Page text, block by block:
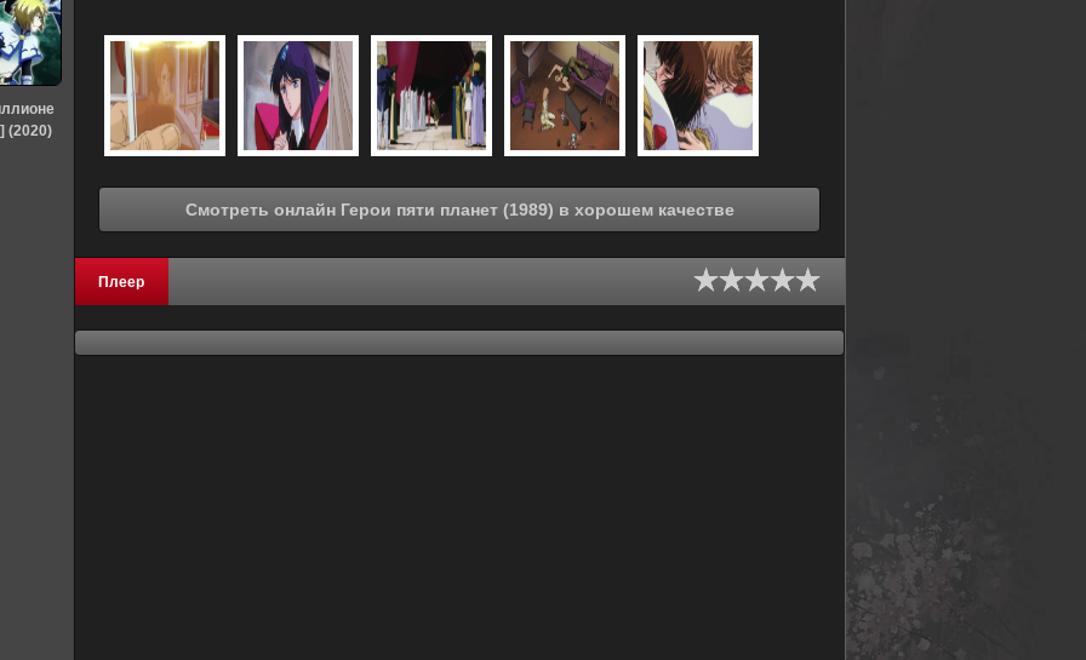
Смотреть онлайн Герои пяти планет (1989) в хорошем качестве
Плеер
(2020)